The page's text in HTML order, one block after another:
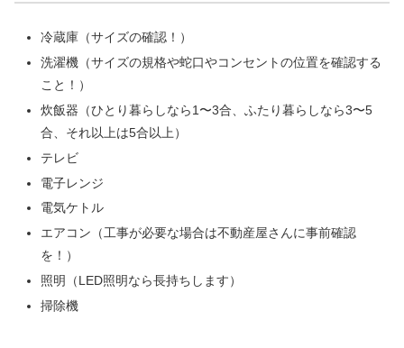
冷蔵庫（サイズの確認！）
洗濯機（サイズの規格や蛇口やコンセントの位置を確認する
こと！）
炊飯器（ひとり暮らしなら1〜3合、ふたり暮らしなら3〜5
合、それ以上は5合以上）
テレビ
電子レンジ
電気ケトル
エアコン（工事が必要な場合は不動産屋さんに事前確認
を！）
照明（LED照明なら長持ちします）
掃除機